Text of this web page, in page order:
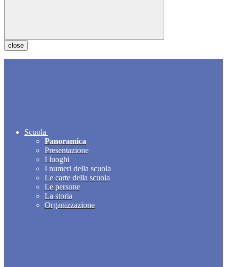
close
Scuola
Panoramica
Presentazione
I luoghi
I numeri della scuola
Le carte della scuola
Le persone
La storia
Organizzazione